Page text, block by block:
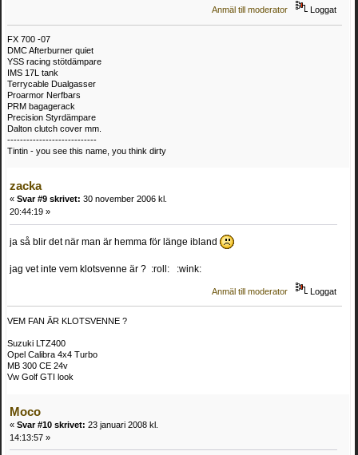
Anmäl till moderator Loggat
FX 700 -07
DMC Afterburner quiet
YSS racing stötdämpare
IMS 17L tank
Terrycable Dualgasser
Proarmor Nerfbars
PRM bagagerack
Precision Styrdämpare
Dalton clutch cover mm.
----------------------------
Tintin - you see this name, you think dirty
zacka
« Svar #9 skrivet: 30 november 2006 kl.
20:44:19 »
ja så blir det när man är hemma för länge ibland
jag vet inte vem klotsvenne är ? :roll: :wink:
Anmäl till moderator Loggat
VEM FAN ÄR KLOTSVENNE ?
Suzuki LTZ400
Opel Calibra 4x4 Turbo
MB 300 CE 24v
Vw Golf GTI look
Moco
« Svar #10 skrivet: 23 januari 2008 kl.
14:13:57 »